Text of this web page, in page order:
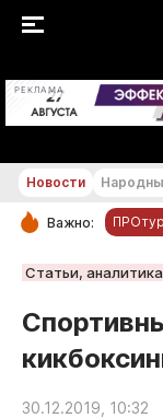
РЕКЛАМА
РУБРИКИ
Новости
Статьи
Народные
Новости
Важно:
Статьи,
30.12.2019, 10:32